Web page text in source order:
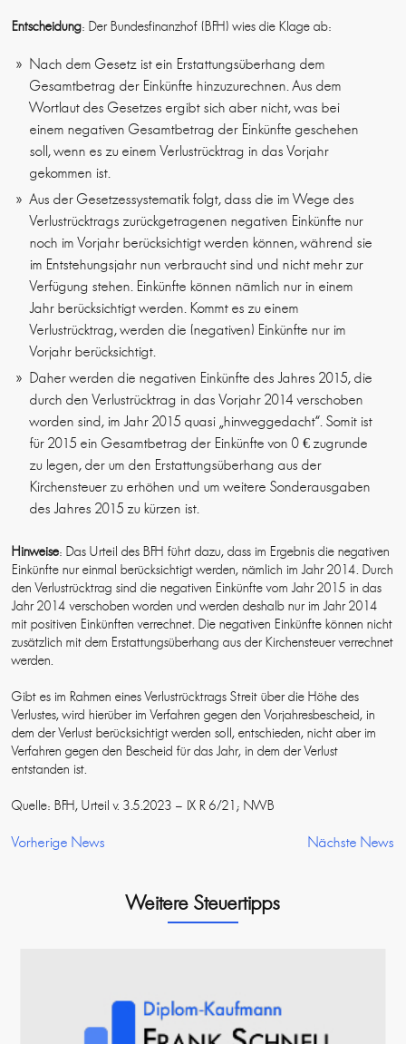
Entscheidung: Der Bundesfinanzhof (BFH) wies die Klage ab:
Nach dem Gesetz ist ein Erstattungsüberhang dem
Gesamtbetrag der Einkünfte hinzuzurechnen. Aus dem
Wortlaut des Gesetzes ergibt sich aber nicht, was bei
einem negativen Gesamtbetrag der Einkünfte geschehen
soll, wenn es zu einem Verlustrücktrag in das Vorjahr
gekommen ist.
Aus der Gesetzessystematik folgt, dass die im Wege des
Verlustrücktrags zurückgetragenen negativen Einkünfte nur
noch im Vorjahr berücksichtigt werden können, während sie
im Entstehungsjahr nun verbraucht sind und nicht mehr zur
Verfügung stehen. Einkünfte können nämlich nur in einem
Jahr berücksichtigt werden. Kommt es zu einem
Verlustrücktrag, werden die (negativen) Einkünfte nur im
Vorjahr berücksichtigt.
Daher werden die negativen Einkünfte des Jahres 2015, die
durch den Verlustrücktrag in das Vorjahr 2014 verschoben
worden sind, im Jahr 2015 quasi „hinweggedacht“. Somit ist
für 2015 ein Gesamtbetrag der Einkünfte von 0 € zugrunde
zu legen, der um den Erstattungsüberhang aus der
Kirchensteuer zu erhöhen und um weitere Sonderausgaben
des Jahres 2015 zu kürzen ist.
Hinweise: Das Urteil des BFH führt dazu, dass im Ergebnis die negativen
Einkünfte nur einmal berücksichtigt werden, nämlich im Jahr 2014. Durch
den Verlustrücktrag sind die negativen Einkünfte vom Jahr 2015 in das
Jahr 2014 verschoben worden und werden deshalb nur im Jahr 2014
mit positiven Einkünften verrechnet. Die negativen Einkünfte können nicht
zusätzlich mit dem Erstattungsüberhang aus der Kirchensteuer verrechnet
werden.
Gibt es im Rahmen eines Verlustrücktrags Streit über die Höhe des
Verlustes, wird hierüber im Verfahren gegen den Vorjahresbescheid, in
dem der Verlust berücksichtigt werden soll, entschieden, nicht aber im
Verfahren gegen den Bescheid für das Jahr, in dem der Verlust
entstanden ist.
Quelle: BFH, Urteil v. 3.5.2023 – IX R 6/21; NWB
Vorherige News Nächste News
Weitere Steuertipps